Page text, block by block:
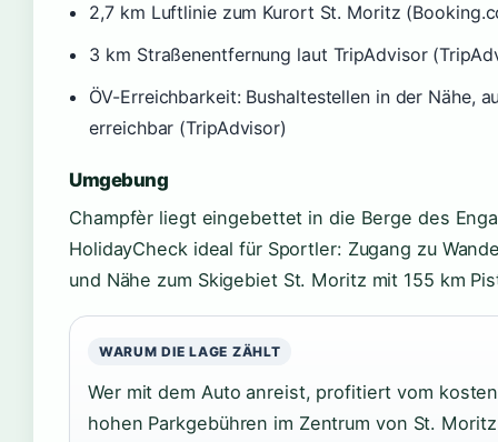
2,7 km Luftlinie zum Kurort St. Moritz
3 km Straßenentfernung laut TripAdvisor
ÖV-Erreichbarkeit: Bushaltestellen in der Nähe,
erreichbar (TripAdvisor)
Umgebung
Champfèr liegt eingebettet in die Berge des
HolidayCheck ideal für Sportler: Zugang zu
und Nähe zum Skigebiet St. Moritz mit 155 km
WARUM DIE LAGE ZÄHLT
Wer mit dem Auto anreist, profitiert vom
hohen Parkgebühren im Zentrum von St.